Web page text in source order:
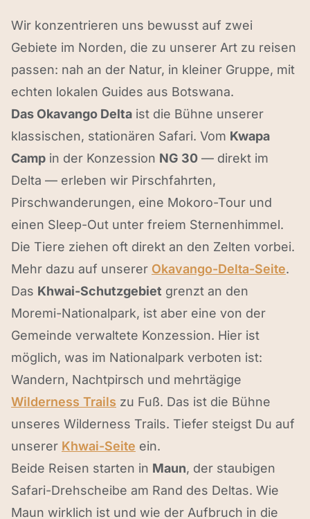
Wir konzentrieren uns bewusst auf zwei
Gebiete im Norden, die zu unserer Art zu reisen
passen: nah an der Natur, in kleiner Gruppe, mit
echten lokalen Guides aus Botswana.
Das Okavango Delta ist die Bühne unserer
klassischen, stationären Safari. Vom Kwapa
Camp in der Konzession NG 30 — direkt im
Delta — erleben wir Pirschfahrten,
Pirschwanderungen, eine Mokoro-Tour und
einen Sleep-Out unter freiem Sternenhimmel.
Die Tiere ziehen oft direkt an den Zelten vorbei.
Mehr dazu auf unserer Okavango-Delta-Seite.
Das Khwai-Schutzgebiet grenzt an den
Moremi-Nationalpark, ist aber eine von der
Gemeinde verwaltete Konzession. Hier ist
möglich, was im Nationalpark verboten ist:
Wandern, Nachtpirsch und mehrtägige
Wilderness Trails zu Fuß. Das ist die Bühne
unseres Wilderness Trails. Tiefer steigst Du auf
unserer Khwai-Seite ein.
Beide Reisen starten in Maun, der staubigen
Safari-Drehscheibe am Rand des Deltas. Wie
Maun wirklich ist und wie der Aufbruch in die